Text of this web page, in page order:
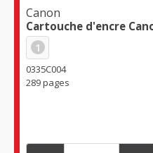
Canon
Cartouche d'encre
1
0335C004
289 pages